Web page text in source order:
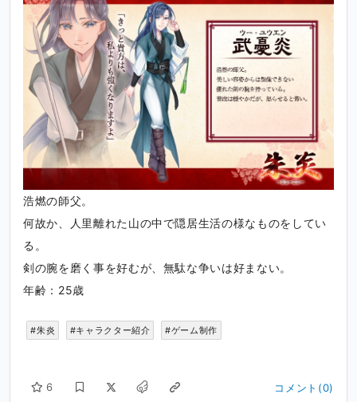
浩燃の師父。
何故か、人里離れた山の中で隠居生活の様なものをしてい
る。
剣の腕を磨く事を好むが、無駄な争いは好まない。
年齢：25歳
#朱炎 #キャラクター紹介 #ゲーム制作
6 コメント(0)